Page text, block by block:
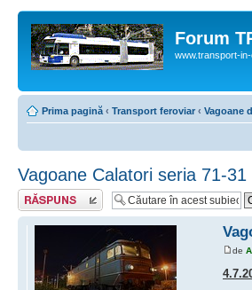
Forum
www.transport-
Prima pagină ‹ Transport feroviar ‹ Vagoane
Vagoane Calatori seria 71-31
Răspunde
de